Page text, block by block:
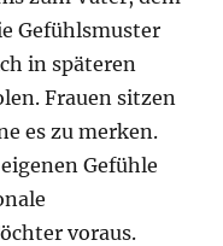
Gefühlsmuster
in späteren
Frauen sitzen
es zu merken.
Gefühle
voraus.